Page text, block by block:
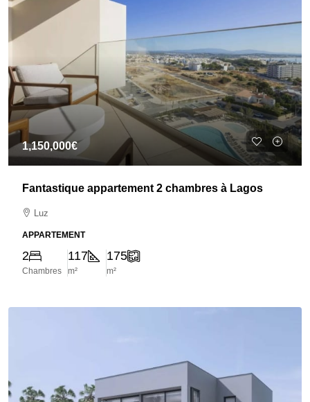
1,150,000€
Fantastique appartement 2 chambres à Lagos
Luz
APPARTEMENT
2
Chambres
117
m²
175
m²